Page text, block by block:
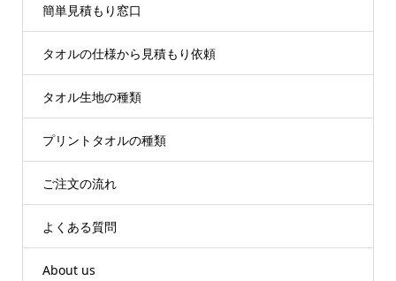
簡単見積もり窓口
タオルの仕様から見積もり依頼
タオル生地の種類
プリントタオルの種類
ご注文の流れ
よくある質問
About us